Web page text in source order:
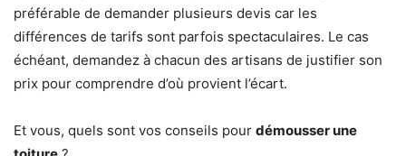
préférable de demander plusieurs devis car les
différences de tarifs sont parfois spectaculaires. Le cas
échéant, demandez à chacun des artisans de justifier son
prix pour comprendre d’où provient l’écart.
Et vous, quels sont vos conseils pour démousser une